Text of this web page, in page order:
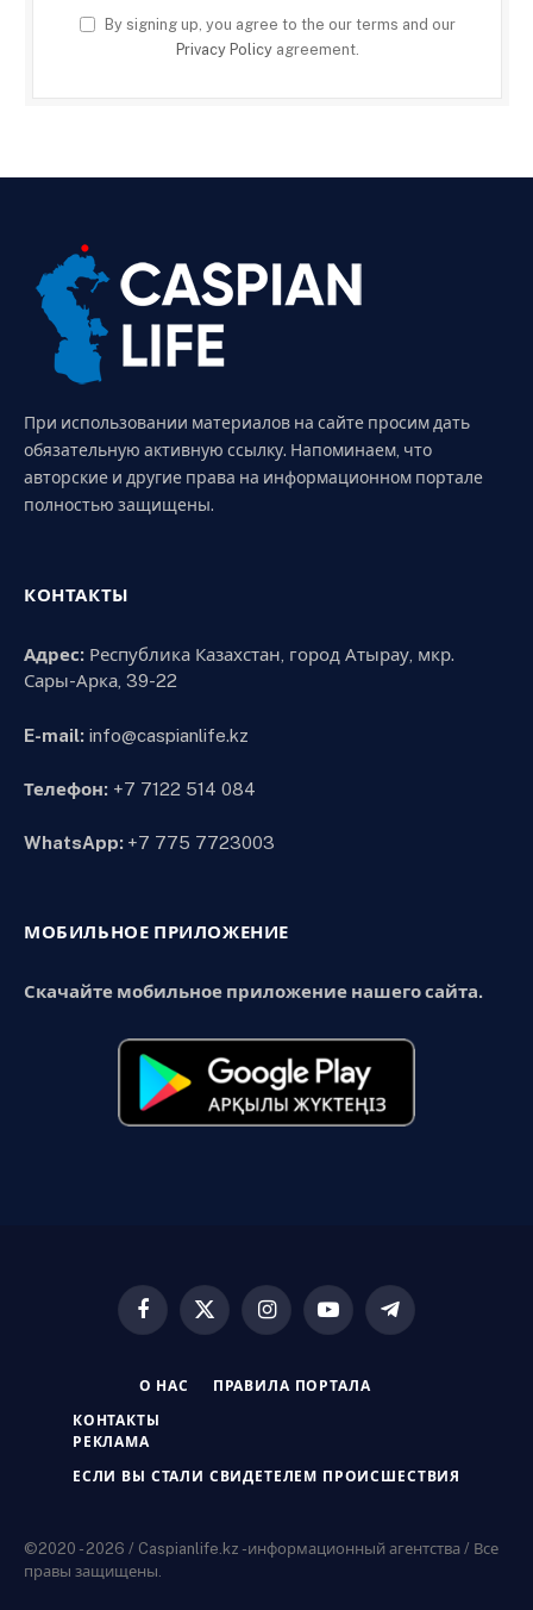
By signing up, you agree to the our terms and our
Privacy Policyagreement.
При использовании материалов на сайте просим дать
обязательную активную ссылку. Напоминаем, что
авторские и другие права на информационном портале
полностью защищены.
КОНТАКТЫ
Адрес: Республика Казахстан, город Атырау, мкр.
Сары-Арка, 39-22
E-mail: info@caspianlife.kz
Телефон: +7 7122 514 084
WhatsApp: +7 775 7723003
МОБИЛЬНОЕ ПРИЛОЖЕНИЕ
Скачайте мобильное приложение нашего сайта.
Facebook
X
InstagramYouTubeTelegram
О НАС ПРАВИЛА ПОРТАЛА
КОНТАКТЫ
РЕКЛАМА
ЕСЛИ ВЫ СТАЛИ СВИДЕТЕЛЕМ ПРОИСШЕСТВИЯ
©2020 - 2026 / Caspianlife.kz -информационный агентства / Все
правы защищены.